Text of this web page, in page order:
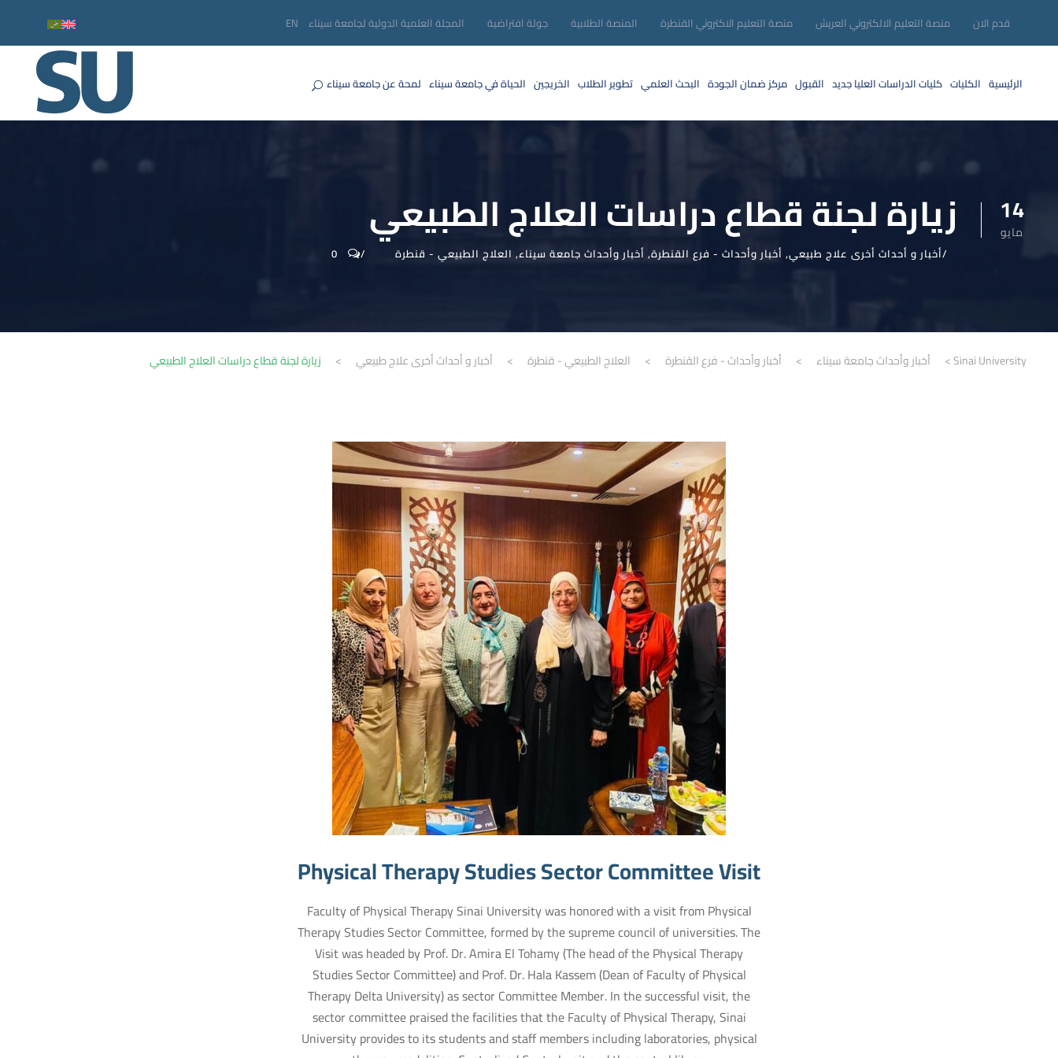
قدم الان منصة التعليم الالكتروني العريش منصة التعليم الاكتروني القنطرة المنصة الطلابية جولة افتراضية المجلة العلمية الدولية لجامعة سيناء EN
الرئيسية الكليات كليات الدراسات العلياجديد القبول مركز ضمان الجودة البحث العلمي تطوير الطلاب الخريجين الحياة في جامعة سيناء لمحة عن جامعة سيناء
14
مايو زيارة لجنة قطاع دراسات العلاج الطبيعي
أخبار و أحداث أخرى علاج طبيعي, أخبار وأحداث - فرع القنطرة, أخبار وأحداث جامعة سيناء, العلاج الطبيعي - قنطرة 0
Sinai University
> أخبار وأحداث جامعة سيناء > أخبار وأحداث - فرع القنطرة > العلاج الطبيعي - قنطرة > أخبار و أحداث أخرى علاج طبيعي > زيارة لجنة قطاع دراسات العلاج الطبيعي
Physical Therapy Studies Sector Committee Visit
Faculty of Physical Therapy Sinai University was honored with a visit from Physical
Therapy Studies Sector Committee, formed by the supreme council of universities. The
Visit was headed by Prof. Dr. Amira El Tohamy (The head of the Physical Therapy
Studies Sector Committee) and Prof. Dr. Hala Kassem (Dean of Faculty of Physical
Therapy Delta University) as sector Committee Member. In the successful visit, the
sector committee praised the facilities that the Faculty of Physical Therapy, Sinai
University provides to its students and staff members including laboratories, physical